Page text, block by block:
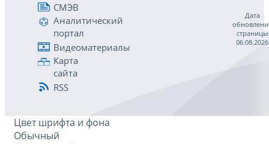
СМЭВ
Аналитический
портал
Видеоматериалы
Карта
сайта
RSS
Дата
страницы
06.08.2026
Цвет шрифта и фона
Обычный